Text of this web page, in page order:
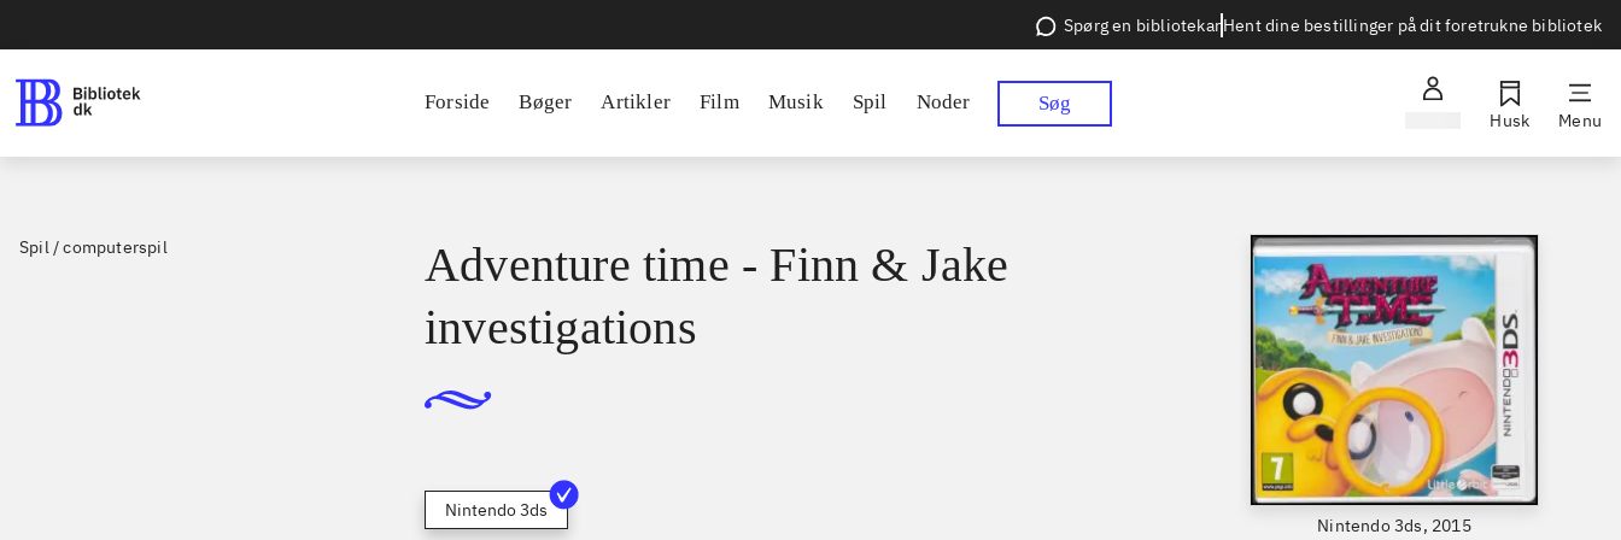
Spørg en bibliotekarHent dine bestillinger på dit foretrukne bibliotek
Forside Bøger Artikler Film Musik Spil Noder Søg
Husk Menu
Spil / computerspil
Nintendo 3ds, 2015
Adventure time - Finn & Jake
investigations
Nintendo 3ds